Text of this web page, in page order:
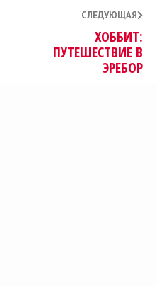
СЛЕДУЮЩАЯ
ХОББИТ:
ПУТЕШЕСТВИЕ В
ЭРЕБОР